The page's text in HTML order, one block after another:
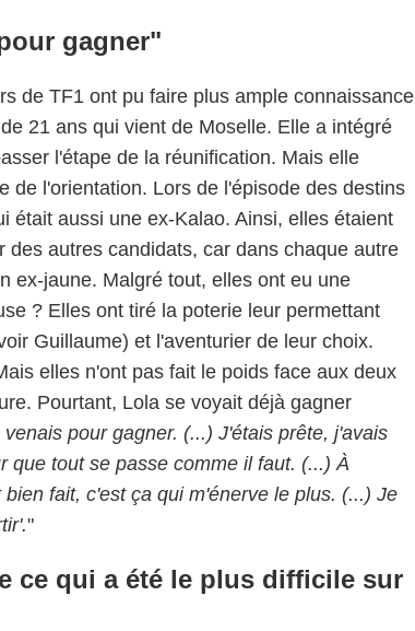
gagner"
de TF1 ont pu faire plus ample connaissance
21 ans qui vient de Moselle. Elle a intégré
l'étape de la réunification. Mais elle
de l'orientation. Lors de l'épisode des destins
était aussi une ex-Kalao. Ainsi, elles étaient
des autres candidats, car dans chaque autre
ex-jaune. Malgré tout, elles ont eu une
? Elles ont tiré la poterie leur permettant
Guillaume) et l'aventurier de leur choix.
elles n'ont pas fait le poids face aux deux
Pourtant, Lola se voyait déjà gagner
venais pour gagner. (...) J'étais prête, j'avais
que tout se passe comme il faut. (...) À
fait, c'est ça qui m'énerve le plus. (...) Je
"
ce qui a été le plus difficile sur